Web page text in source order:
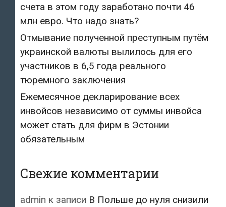
счета в этом году заработано почти 46
млн евро. Что надо знать?
Отмывание полученной преступным путём
украинской валюты вылилось для его
участников в 6,5 года реального
тюремного заключения
Ежемесячное декларирование всех
инвойсов независимо от суммы инвойса
может стать для фирм в Эстонии
обязательным
Свежие комментарии
admin к записи В Польше до нуля снизили